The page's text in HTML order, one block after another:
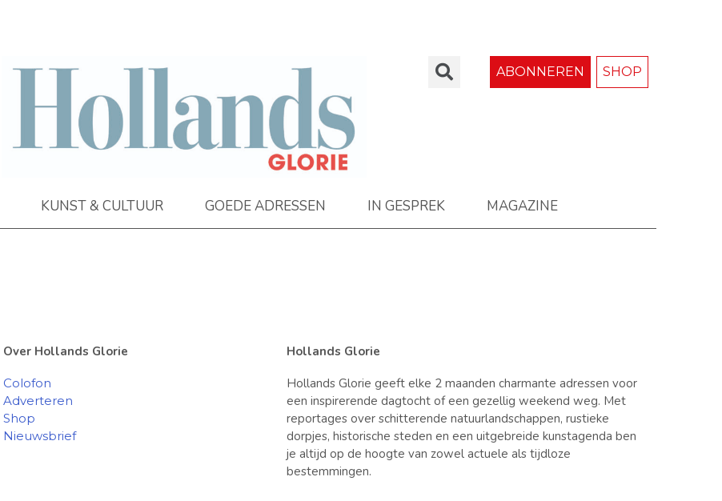
ABONNEREN SHOP
KUNST & CULTUUR GOEDE ADRESSEN IN GESPREK MAGAZINE
Over Hollands Glorie
Colofon
Adverteren
Shop
Nieuwsbrief
Hollands Glorie
Hollands Glorie geeft elke 2 maanden charmante adressen voor
een inspirerende dagtocht of een gezellig weekend weg. Met
reportages over schitterende natuurlandschappen, rustieke
dorpjes, historische steden en een uitgebreide kunstagenda ben
je altijd op de hoogte van zowel actuele als tijdloze
bestemmingen.